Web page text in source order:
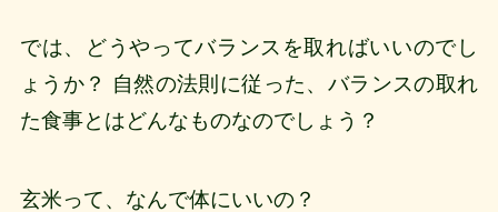
では、どうやってバランスを取ればいいのでし
ょうか？ 自然の法則に従った、バランスの取れ
た食事とはどんなものなのでしょう？
玄米って、なんで体にいいの？